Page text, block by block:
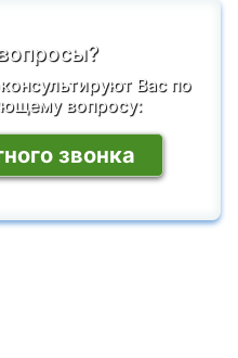
Вас по
вопросу:
звонка